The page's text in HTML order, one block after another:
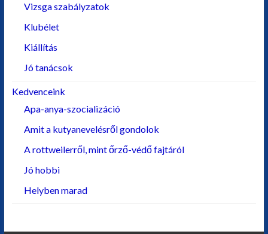
Vizsga szabályzatok
Klubélet
Kiállítás
Jó tanácsok
Kedvenceink
Apa-anya-szocializáció
Amit a kutyanevelésről gondolok
A rottweilerről, mint őrző-védő fajtáról
Jó hobbi
Helyben marad